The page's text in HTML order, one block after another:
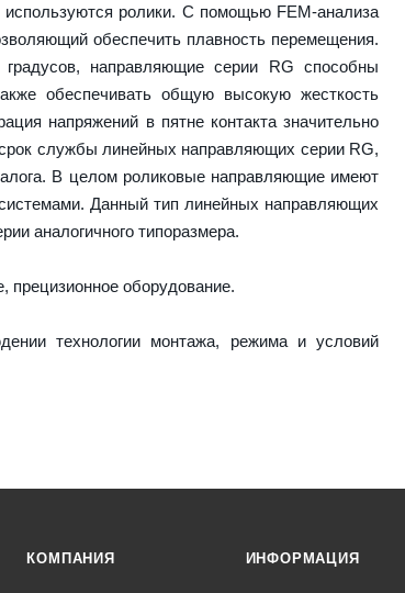
используются ролики. С помощью FEM-анализа
обеспечить плавность перемещения.
направляющие серии RG способны
обеспечивать общую высокую жесткость
напряжений в пятне контакта значительно
службы линейных направляющих серии RG,
В целом роликовые направляющие имеют
Данный тип линейных направляющих
аналогичного типоразмера.
оборудование.
технологии монтажа, режима и условий
КОМПАНИЯ ИНФОРМАЦИЯ